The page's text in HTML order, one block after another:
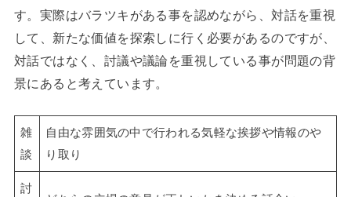
す。実際はバラツキがある事を認めながら、対話を重視
して、新たな価値を探索しに行く必要があるのですが、
対話ではなく、討議や議論を重視している事が問題の背
景にあると考えています。
雑
談
自由な雰囲気の中で行われる気軽な挨拶や情報のや
り取り
討